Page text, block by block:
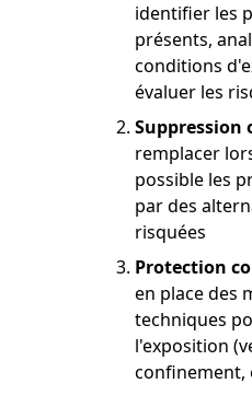
identifier les
présents,
conditions
évaluer les
remplacer
possible les
par des
risquées
Protection
en place des
techniques
l'exposition
confinement,